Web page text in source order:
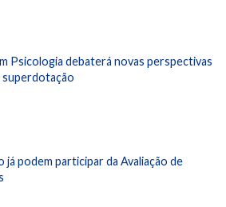
Psicologia debaterá novas perspectivas
superdotação
já podem participar da Avaliação de